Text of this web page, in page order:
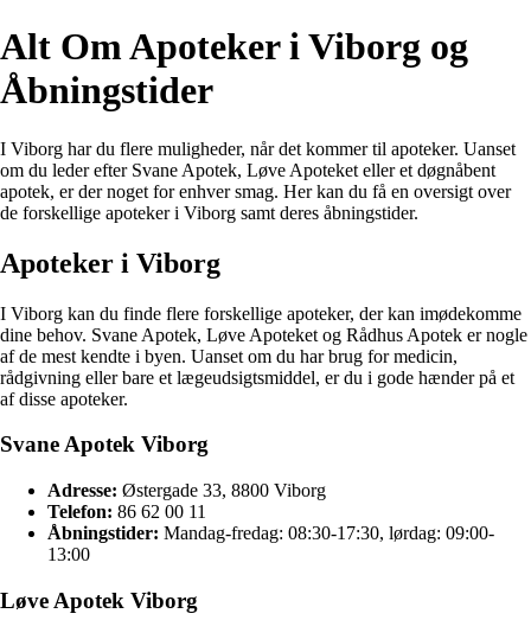
Alt Om Apoteker i Viborg og
Åbningstider
I Viborg har du flere muligheder, når det kommer til apoteker. Uanset
om du leder efter Svane Apotek, Løve Apoteket eller et døgnåbent
apotek, er der noget for enhver smag. Her kan du få en oversigt over
de forskellige apoteker i Viborg samt deres åbningstider.
Apoteker i Viborg
I Viborg kan du finde flere forskellige apoteker, der kan imødekomme
dine behov. Svane Apotek, Løve Apoteket og Rådhus Apotek er nogle
af de mest kendte i byen. Uanset om du har brug for medicin,
rådgivning eller bare et lægeudsigtsmiddel, er du i gode hænder på et
af disse apoteker.
Svane Apotek Viborg
Adresse: Østergade 33, 8800 Viborg
Telefon: 86 62 00 11
Åbningstider: Mandag-fredag: 08:30-17:30, lørdag: 09:00-
13:00
Løve Apotek Viborg